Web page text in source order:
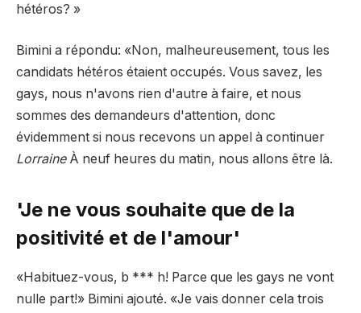
hétéros? »
Bimini a répondu: «Non, malheureusement, tous les
candidats hétéros étaient occupés. Vous savez, les
gays, nous n'avons rien d'autre à faire, et nous
sommes des demandeurs d'attention, donc
évidemment si nous recevons un appel à continuer
LorraineÀ neuf heures du matin, nous allons être là.
'Je ne vous souhaite que de la
positivité et de l'amour'
«Habituez-vous, b *** h! Parce que les gays ne vont
nulle part!» Bimini ajouté. «Je vais donner cela trois